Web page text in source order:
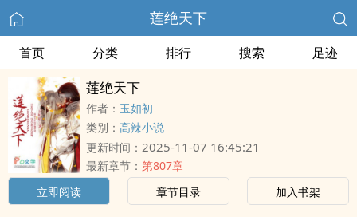
莲绝天下
首页 分类 排行 搜索 足迹
莲绝天下
作者： 玉如初
类别： 高辣小说
更新时间： 2025-11-07 16:45:21
最新章节： 第807章
立即阅读
章节目录 加入书架